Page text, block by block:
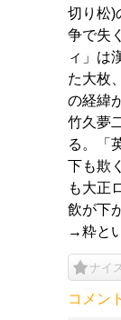
切り松)
争で失
ィ」は
た大枚
の経緯
竹久夢
る。「
下も欺
も大正
飲が下
→粋と
ナイ
コメン